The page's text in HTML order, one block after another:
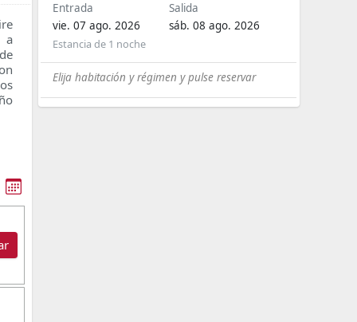
Entrada
vie. 07 ago. 2026
Salida
sáb. 08 ago. 2026
Estancia de 1 noche
Elija habitación y régimen y pulse reservar
a